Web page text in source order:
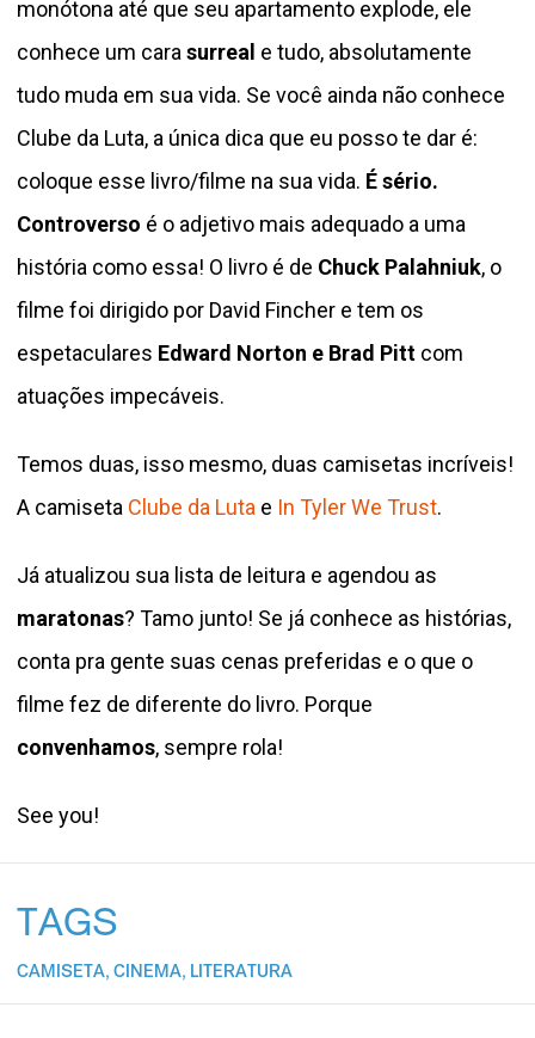
monótona até que seu apartamento explode, ele
conhece um carasurreal e tudo, absolutamente
tudo muda em sua vida. Se você ainda não conhece
Clube da Luta, a única dica que eu posso te dar é:
coloque esse livro/filme na sua vida. É sério.
Controverso é o adjetivo mais adequado a uma
história como essa! O livro é de Chuck Palahniuk, o
filme foi dirigido por David Fincher e tem os
espetaculares Edward Norton e Brad Pitt com
atuações impecáveis.
Temos duas, isso mesmo, duas camisetas incríveis!
A camiseta Clube da Luta e In Tyler We Trust.
Já atualizou sua lista de leitura e agendou as
maratonas? Tamo junto! Se já conhece as histórias,
conta pra gente suas cenas preferidas e o que o
filme fez de diferente do livro. Porque
convenhamos, sempre rola!
See you!
TAGS
CAMISETA, CINEMA, LITERATURA